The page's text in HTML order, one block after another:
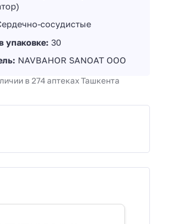
сосудистые
упаковке: 30
NAVBAHOR SANOAT ООО
в 274 аптеках Ташкента